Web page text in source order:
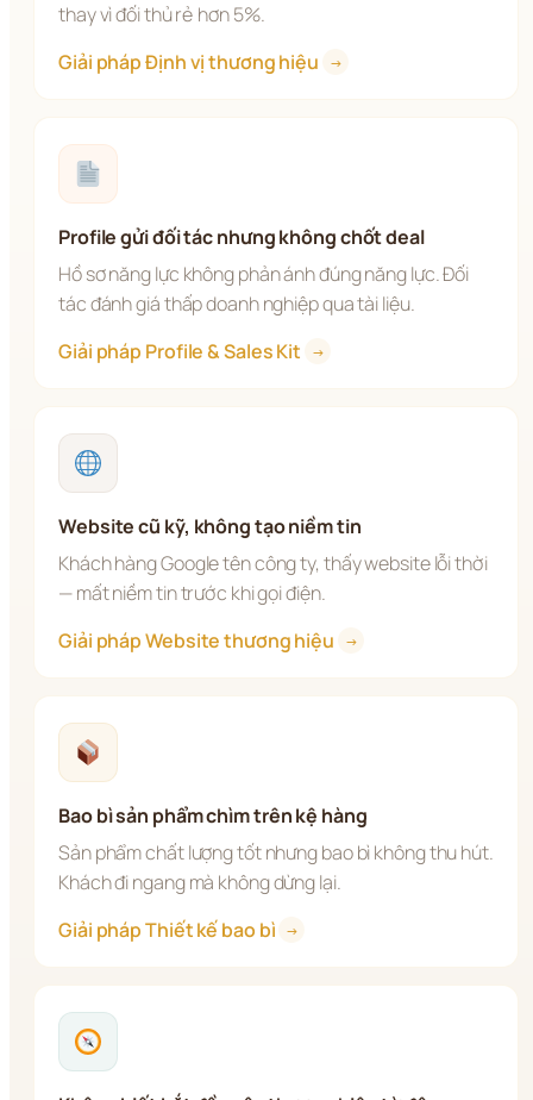
thay vì đối thủ rẻ hơn 5%.
Giải pháp Định vị thương hiệu
→
Profile gửi đối tác nhưng không chốt deal
Hồ sơ năng lực không phản ánh đúng năng lực. Đối
tác đánh giá thấp doanh nghiệp qua tài liệu.
Giải pháp Profile & Sales Kit
→
Website cũ kỹ, không tạo niềm tin
Khách hàng Google tên công ty, thấy website lỗi thời
— mất niềm tin trước khi gọi điện.
Giải pháp Website thương hiệu
→
Bao bì sản phẩm chìm trên kệ hàng
Sản phẩm chất lượng tốt nhưng bao bì không thu hút.
Khách đi ngang mà không dừng lại.
Giải pháp Thiết kế bao bì
→